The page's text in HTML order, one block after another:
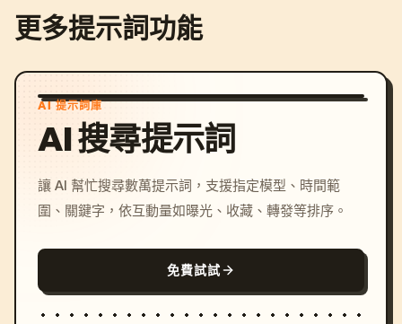
更多提示詞功能
AI 提示詞庫
AI 搜尋提示詞
讓 AI 幫忙搜尋數萬提示詞，支援指定模型、時間範
圍、關鍵字，依互動量如曝光、收藏、轉發等排序。
免費試試